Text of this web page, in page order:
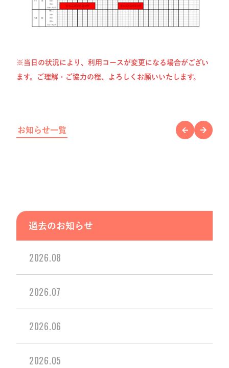
※当日の状況により、利用コースが変更になる場合がござい
ます。ご理解・ご協力の程、よろしくお願いいたします。
お知らせ一覧
過去のお知らせ
2026.08
2026.07
2026.06
2026.05